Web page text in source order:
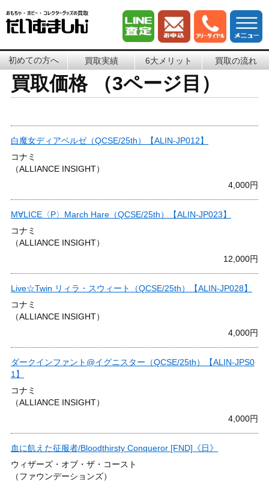
初めての方へ 買取実績 6大メリット 買取の流れ
買取価格 （3ページ目）
白魔女ディアベルゼ（QCSE/25th）【ALIN-JP012】
コナミ
（ALLIANCE INSIGHT）
4,000円
M∀LICE〈P〉March Hare（QCSE/25th）【ALIN-JP023】
コナミ
（ALLIANCE INSIGHT）
12,000円
Live☆Twin リィラ・スウィート（QCSE/25th）【ALIN-JP028】
コナミ
（ALLIANCE INSIGHT）
4,000円
ダークインファント@イグニスター（QCSE/25th）【ALIN-JPS0
1】
コナミ
（ALLIANCE INSIGHT）
4,000円
血に飢えた征服者/Bloodthirsty Conqueror [FND]《日》
ウィザーズ・オブ・ザ・コースト
（ファウンデーションズ）